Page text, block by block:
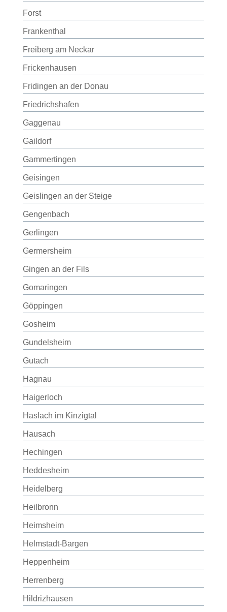
Forst
Frankenthal
Freiberg am Neckar
Frickenhausen
Fridingen an der Donau
Friedrichshafen
Gaggenau
Gaildorf
Gammertingen
Geisingen
Geislingen an der Steige
Gengenbach
Gerlingen
Germersheim
Gingen an der Fils
Gomaringen
Göppingen
Gosheim
Gundelsheim
Gutach
Hagnau
Haigerloch
Haslach im Kinzigtal
Hausach
Hechingen
Heddesheim
Heidelberg
Heilbronn
Heimsheim
Helmstadt-Bargen
Heppenheim
Herrenberg
Hildrizhausen